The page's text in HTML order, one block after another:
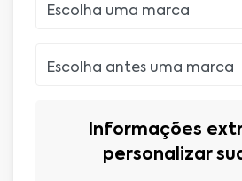
Informações
personalizar